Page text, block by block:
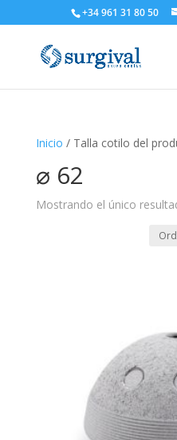
+34 961 31 80 50
Inicio / Talla cotilo del
⌀ 62
Mostrando el único